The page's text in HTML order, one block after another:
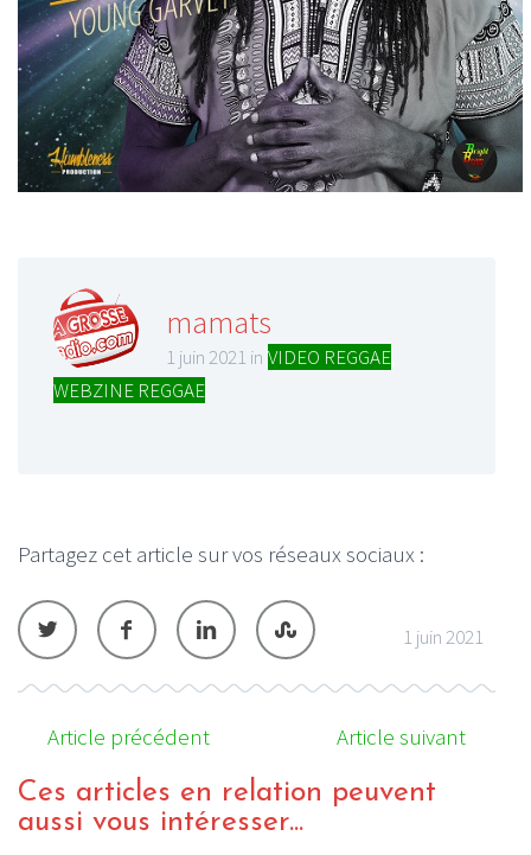
mamats
1 juin 2021 in VIDEO REGGAE
WEBZINE REGGAE
Partagez cet article sur vos réseaux sociaux :
1 juin 2021
Article précédent Article suivant
Ces articles en relation peuvent
aussi vous intéresser...